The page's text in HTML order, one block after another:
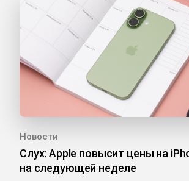
Новости
Слух: Apple повысит цены на
на следующей неделе